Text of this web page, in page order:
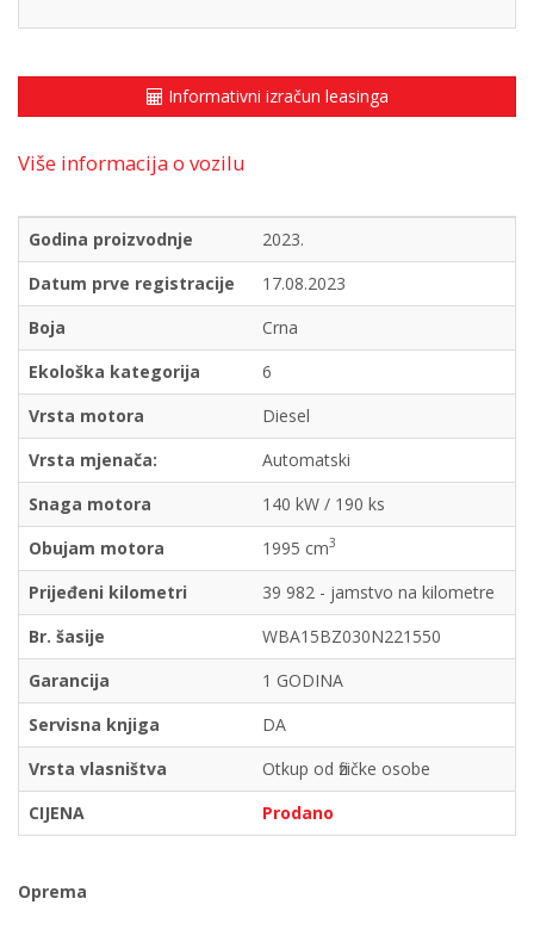
Informativni izračun leasinga
Više informacija o vozilu
Godina proizvodnje
2023.
Datum prve registracije
17.08.2023
Boja
Crna
Ekološka kategorija
6
Vrsta motora
Diesel
Vrsta mjenača:
Automatski
Snaga motora
140 kW / 190 ks
Obujam motora
1995 cm3
Prijeđeni kilometri
39 982 - jamstvo na kilometre
Br. šasije
WBA15BZ030N221550
Garancija
1 GODINA
Servisna knjiga
DA
Vrsta vlasništva
Otkup od fizičke osobe
CIJENA
Prodano
Oprema